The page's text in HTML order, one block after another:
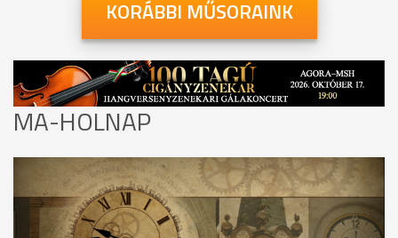
KORÁBBI MŰSORAINK
MA-HOLNAP